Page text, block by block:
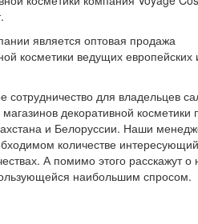
является оптовая продажа
косметики ведущих европейских
для владельцев
декоративной косметики
и Белоруссии. Наши
количестве
А помимо этого расскажут о
наибольшим спросом.